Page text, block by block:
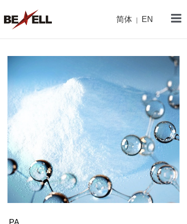
简体 | EN
金
关
新
加